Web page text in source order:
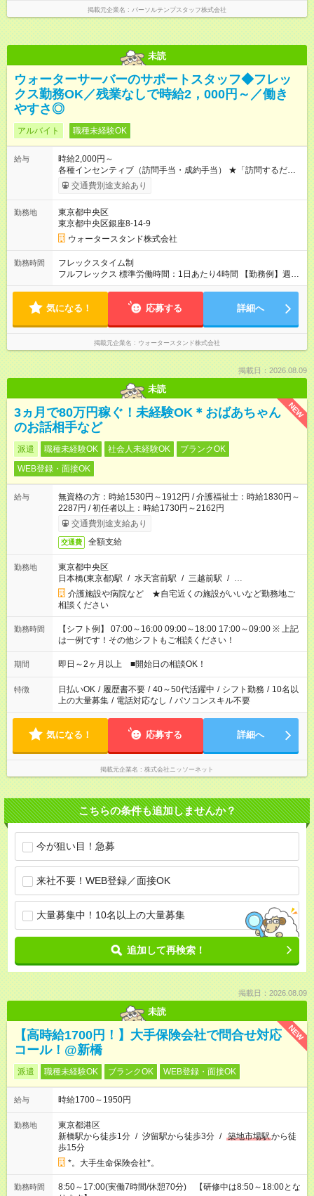
掲載元企業名 パーソルテンプスタッフ株式会社
未読
ウォーターサーバーのサポートスタッフ◆フレッ
クス勤務OK／残業なしで時給2，000円～／働き
やすさ◎
アルバイト 職種未経験OK
給与
時給2,000円～
各種インセンティブ（訪問手当・成約手当） ★「訪問するだ
け」でプラス支給されるので、コツコツ稼げます！ 【月収例】
月収20万円以上可能！ （基本給16万円＋インセンティブ平均4
交通費別途支給あり
勤務地
東京都中央区
東京都中央区銀座8-14-9
ウォータースタンド株式会社
勤務時間
フレックスタイム制
フルフレックス 標準労働時間：1日あたり4時間 【勤務例】週4
日×5時間 または 週5日×4時間 ※09:00～18:00の間でスケジュー
気になる！ 応募する 詳細へ
掲載元企業名 ウォータースタンド株式会社
掲載日：2026.08.09
未読
NEW
3ヵ月で80万円稼ぐ！未経験OK＊おばあちゃん
のお話相手など
派遣 職種未経験OK 社会人未経験OK
ブランクOK
WEB登録・面接OK
給与
無資格の方：時給1530円～1912円 / 介護福祉士：時給1830円～
2287円 / 初任者以上：時給1730円～2162円
交通費別途支給あり
交通費 全額支給
勤務地
東京都中央区
日本橋(東京都)駅 / 水天宮前駅 / 三越前駅 / …
介護施設や病院など ★自宅近くの施設がいいなど勤務地ご
相談ください
勤務時間
【シフト例】 07:00～16:00 09:00～18:00 17:00～09:00 ※ 上記
は一例です！その他シフトもご相談ください！
期間 即日～2ヶ月以上 ■開始日の相談OK！
特徴 日払いOK / 履歴書不要 / 40～50代活躍中 / シフト勤務 / 10名以
上の大量募集 / 電話対応なし / パソコンスキル不要
気になる！ 応募する 詳細へ
掲載元企業名 株式会社ニッソーネット
こちらの条件も追加しませんか？
今が狙い目！急募
来社不要！WEB登録／面接OK
大量募集中！10名以上の大量募集
追加して再検索！
掲載日：2026.08.09
未読
NEW
【高時給1700円！】大手保険会社で問合せ対応
コール！@新橋
派遣 職種未経験OK ブランクOK WEB登録・面接OK
給与 時給1700～1950円
勤務地
東京都港区
新橋駅から徒歩1分 / 汐留駅から徒歩3分 / 築地市場駅から徒
歩15分
*。大手生命保険会社*。
勤務時間
8:50～17:00(実働7時間/休憩70分) 【研修中は8:50～18:00とな